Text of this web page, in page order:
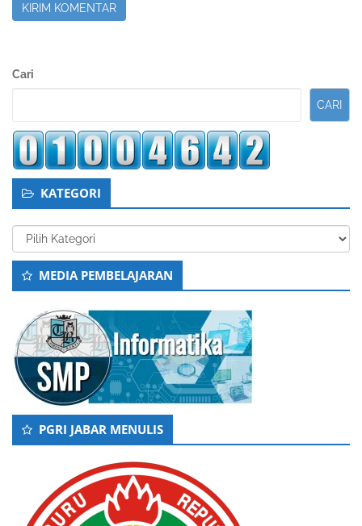
Sidebar
Cari
CARI
KATEGORI
Kategori
MEDIA PEMBELAJARAN
PGRI JABAR MENULIS